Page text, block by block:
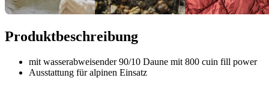
Produktbeschreibung
mit wasserabweisender 90/10 Daune mit 800 cuin fill power
Ausstattung für alpinen Einsatz